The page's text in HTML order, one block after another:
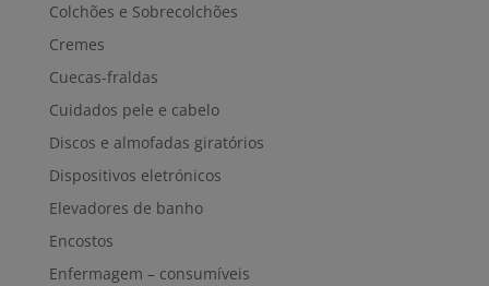
Colchões e Sobrecolchões
Cremes
Cuecas-fraldas
Cuidados pele e cabelo
Discos e almofadas giratórios
Dispositivos eletrónicos
Elevadores de banho
Encostos
Enfermagem – consumíveis